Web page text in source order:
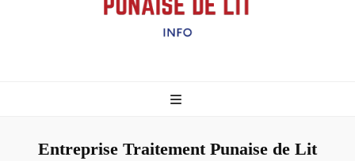
– Info
Entreprise Traitement Punaise de Lit